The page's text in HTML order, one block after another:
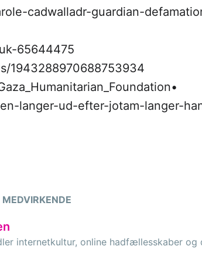
cadwalladr-guardian-
65644475
1943288970688753934
langer-ud-efter-jotam-langer-
MEDVIRKENDE
internetkultur, online hadfællesskaber og